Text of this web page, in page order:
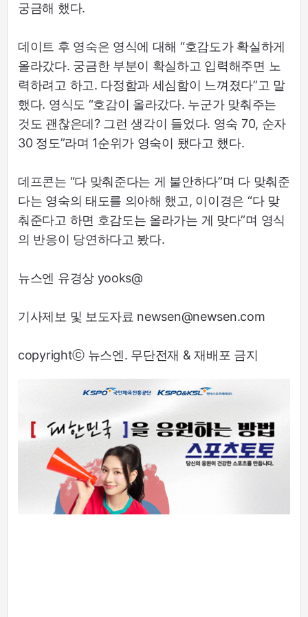
궁금해 했다.
데이트 후 영숙은 영식에 대해 “호감도가 확실하게
올라갔다. 궁금한 부분이 확실하고 입력해주면 노
력하려고 하고. 다정함과 세심함이 느껴졌다”고 말
했다. 영식도 “호감이 올라갔다. 누군가 맞춰주는
것도 괜찮은데? 그런 생각이 들었다. 영숙 70, 순자
30 정도”라며 1순위가 영숙이 됐다고 했다.
데프콘는 “다 맞춰준다는 게 불안하다”며 다 맞춰준
다는 영숙의 태도를 의아해 했고, 이이경은 “다 맞
춰준다고 하면 호감도는 올라가는 게 맞다”며 영식
의 반응이 당연하다고 봤다.
뉴스엔 유경상 yooks@
기사제보 및 보도자료 newsen@newsen.com
copyrightⓒ 뉴스엔. 무단전재 & 재배포 금지